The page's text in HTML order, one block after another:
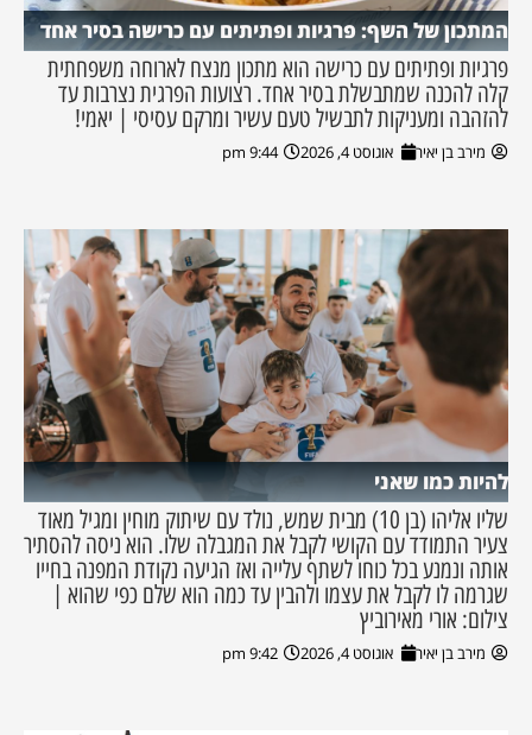
המתכון של השף: פרגיות ופתיתים עם כרישה בסיר אחד
פרגיות ופתיתים עם כרישה הוא מתכון מנצח לארוחה משפחתית
קלה להכנה שמתבשלת בסיר אחד. רצועות הפרגית נצרבות עד
להזהבה ומעניקות לתבשיל טעם עשיר ומרקם עסיסי | יאמי!
מירב בן יאיר אוגוסט 4, 2026 9:44 pm
להיות כמו שאני
שליו אליהו (בן 10) מבית שמש, נולד עם שיתוק מוחין ומגיל מאוד
צעיר התמודד עם הקושי לקבל את המגבלה שלו. הוא ניסה להסתיר
אותה ונמנע בכל כוחו לשתף עלייה ואז הגיעה נקודת המפנה בחייו
שגרמה לו לקבל את עצמו ולהבין עד כמה הוא שלם כפי שהוא |
צילום: אורי מאירוביץ
מירב בן יאיר אוגוסט 4, 2026 9:42 pm